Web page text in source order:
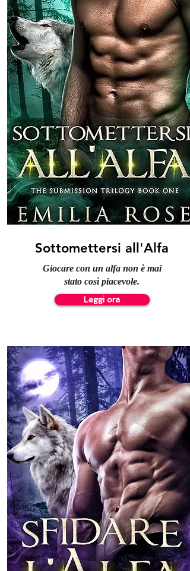
Sottomettersi all'Alfa
Giocare con un alfa non è mai
stato così piacevole.
Leggi ora